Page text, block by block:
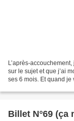
L’après-
sur le sujet et que j’ai
ses 6 mois. Et quand
Billet N°69 (ça